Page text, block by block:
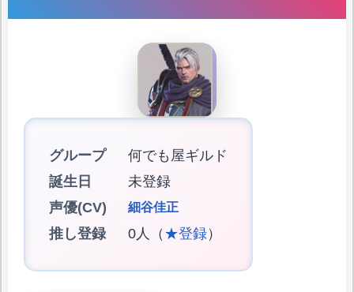
グループ
何でも屋ギルド
誕生日
未登録
声優(CV)
細谷佳正
推し登録 0人（ ★登録）